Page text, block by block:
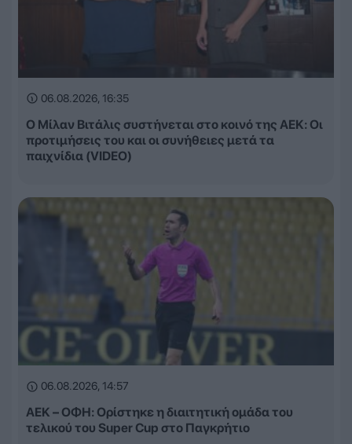
06.08.2026, 16:35
Ο Μίλαν Βιτάλις συστήνεται στο κοινό της ΑΕΚ: Οι
προτιμήσεις του και οι συνήθειες μετά τα
παιχνίδια (VIDEO)
06.08.2026, 14:57
ΑΕΚ – ΟΦΗ: Ορίστηκε η διαιτητική ομάδα του
τελικού του Super Cup στο Παγκρήτιο